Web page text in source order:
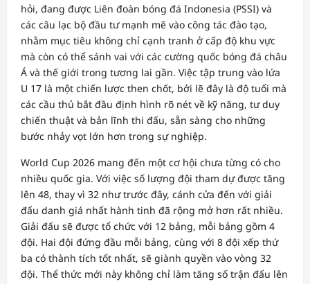
hỏi, đang được Liên đoàn bóng đá Indonesia (PSSI) và
các câu lạc bộ đầu tư mạnh mẽ vào công tác đào tạo,
nhằm mục tiêu không chỉ cạnh tranh ở cấp độ khu vực
mà còn có thể sánh vai với các cường quốc bóng đá châu
Á và thế giới trong tương lai gần. Việc tập trung vào lứa
U 17 là một chiến lược then chốt, bởi lẽ đây là độ tuổi mà
các cầu thủ bắt đầu định hình rõ nét về kỹ năng, tư duy
chiến thuật và bản lĩnh thi đấu, sẵn sàng cho những
bước nhảy vọt lớn hơn trong sự nghiệp.
World Cup 2026 mang đến một cơ hội chưa từng có cho
nhiều quốc gia. Với việc số lượng đội tham dự được tăng
lên 48, thay vì 32 như trước đây, cánh cửa đến với giải
đấu danh giá nhất hành tinh đã rộng mở hơn rất nhiều.
Giải đấu sẽ được tổ chức với 12 bảng, mỗi bảng gồm 4
đội. Hai đội đứng đầu mỗi bảng, cùng với 8 đội xếp thứ
ba có thành tích tốt nhất, sẽ giành quyền vào vòng 32
đội. Thể thức mới này không chỉ làm tăng số trận đấu lên